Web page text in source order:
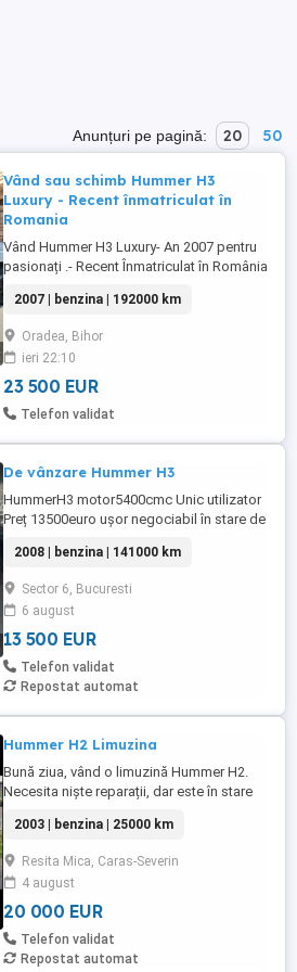
Anunțuri pe pagină: 20 50
Vând sau schimb Hummer H3
Luxury - Recent înmatriculat în
Romania
Vând Hummer H3 Luxury- An 2007 pentru
pasionați .- Recent Înmatriculat în România
,se vinde doar cu transcriere ,accept orice
test autorizat ! Pentru mai multe detalii
doar telefonic. În mașină sa investit recent
7.000 euro ( Schimbat ulei cutie , ulei +
filtre ...
2007 | benzina | 192000 km
Oradea, Bihor
ieri 22:10
23 500 EUR
Telefon validat
De vânzare Hummer H3
HummerH3 motor5400cmc Unic utilizator
Preț 13500euro ușor negociabil în stare de
2008 | benzina | 141000 km
Sector 6, Bucuresti
6 august
13 500 EUR
Telefon validat
Repostat automat
Hummer H2 Limuzina
Bună ziua, vând o limuzină Hummer H2.
Necesita niște reparații, dar este în stare
închirieri sau muncă ca șofer. Accept orice
fel de schimb. Nu ezitați să mă contactați.
2003 | benzina | 25000 km
Resita Mica, Caras-Severin
4 august
20 000 EUR
Telefon validat
Repostat automat